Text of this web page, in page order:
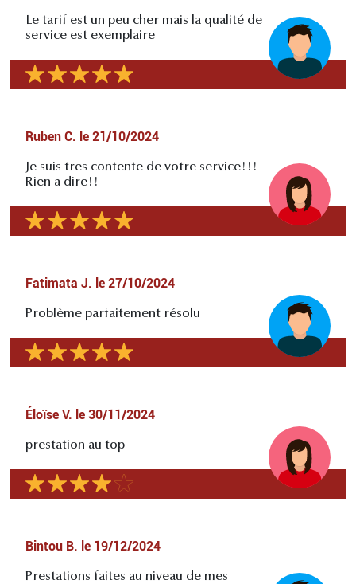
Le tarif est un peu cher mais la qualité de
service est exemplaire
Ruben C. le 21/10/2024
Je suis tres contente de votre service!!!
Rien a dire!!
Fatimata J. le 27/10/2024
Problème parfaitement résolu
Éloïse V. le 30/11/2024
prestation au top
Bintou B. le 19/12/2024
Prestations faites au niveau de mes